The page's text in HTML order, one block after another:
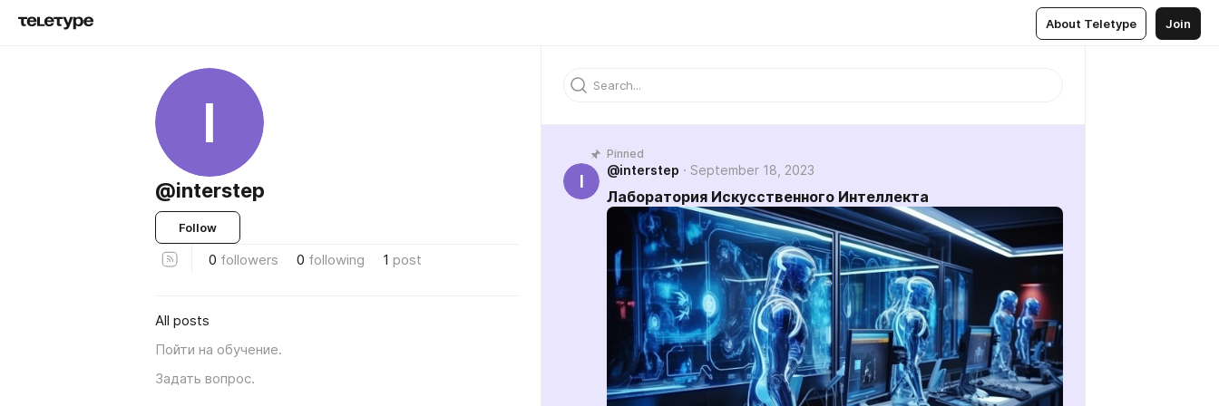
About Teletype Join
I
@interstep
Follow
0 followers 0 following 1 post
All posts
Пойти на обучение.
Задать вопрос.
Pinned
I
@interstep September 18, 2023
Лаборатория Искусственного Интеллекта